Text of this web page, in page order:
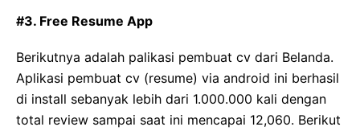
#3. Free Resume App
Berikutnya adalah palikasi pembuat cv dari Belanda.
Aplikasi pembuat cv (resume) via android ini berhasil
di install sebanyak lebih dari 1.000.000 kali dengan
total review sampai saat ini mencapai 12,060. Berikut